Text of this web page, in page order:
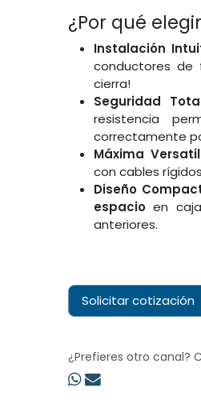
¿Por qué
Instalación
conductores de
cierra!
Seguridad
resistencia
correctamente
Máxima
con cables
Diseño
espacio en
anteriores.
Solicitar cotización
¿Prefieres otro canal?